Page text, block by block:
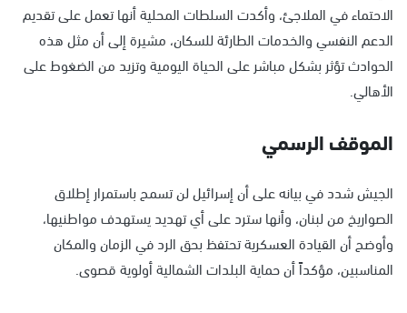
الاحتماء في الملاجئ، وأكدت السلطات المحلية أنها تعمل على تقديم
الدعم النفسي والخدمات الطارئة للسكان، مشيرة إلى أن مثل هذه
الحوادث تؤثر بشكل مباشر على الحياة اليومية وتزيد من الضغوط على
الأهالي.
الموقف الرسمي
الجيش شدد في بيانه على أن إسرائيل لن تسمح باستمرار إطلاق
الصواريخ من لبنان، وأنها سترد على أي تهديد يستهدف مواطنيها،
وأوضح أن القيادة العسكرية تحتفظ بحق الرد في الزمان والمكان
المناسبين، مؤكداً أن حماية البلدات الشمالية أولوية قصوى.